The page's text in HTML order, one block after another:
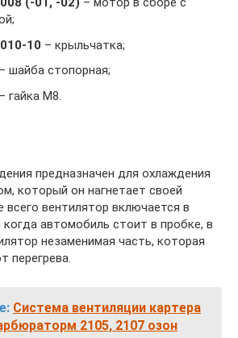
10 – крыльчатка;
– шайба стопорная;
– гайка M8.
предназначен для охлаждения
который он нагнетает своей
вентилятор включается в
автомобиль стоит в пробке, в
незаменимая часть, которая
перегрева.
Система вентиляции картера
2105, 2107 озон